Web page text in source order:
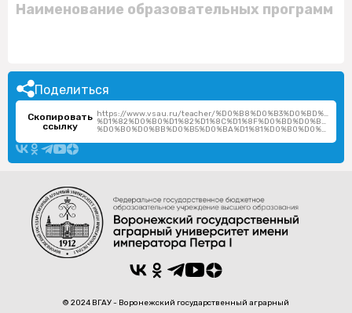
Наименование образовательных программ
Поделиться
Скопировать
ссылку
https://www.vsau.ru/teacher/
%D1%82%D0%B0%D1%82%D1%8C%D1%8F%D0%BD%D0%B0-
%D0%B0%D0%BB%D0%B5%D0%BA%D1%81%D0%B0%D0%BD%D0%B4%D1%80%D0%BE%D0%B2%D0%BD%D0%B0/
© 2024 ВГАУ - Воронежский государственный аграрный